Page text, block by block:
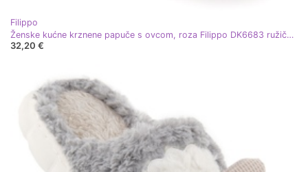
Filippo
Ženske kućne krznene papuče s ovcom, roza Filippo DK6683 ružičasta
32,20 €